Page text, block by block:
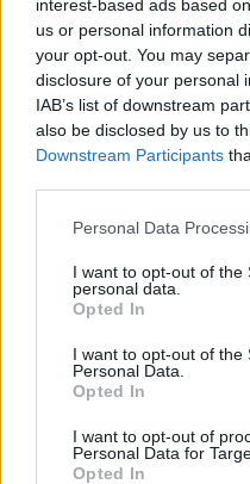
interest-based ads based
us or personal information
your opt-out. You may
disclosure of your personal
IAB’s list of downstream
also be disclosed by us to
Downstream Participants
Personal Data
I want to opt-out of the
personal data.
Opted In
I want to opt-out of the
Personal Data.
Opted In
I want to opt-out of
Personal Data for
Opted In
con la preparación para el
La final mundial del
El concurso estuvo
años y pertenece a los
concursos de belleza en el
diferencia de los otros
comunicación y que
protocolo diplomático,